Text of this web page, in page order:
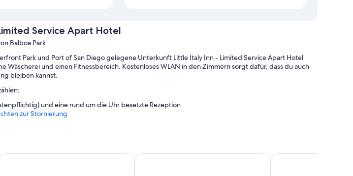
Service Apart Hotel
Balboa Park
Park und Port of San Diego gelegene Unterkunft Little Italy Inn - Limited Service Apart Hotel
Wäscherei und einen Fitnessbereich. Kostenloses WLAN in den Zimmern sorgt dafür, dass du auch
bleiben kannst.
und eine rund um die Uhr besetzte Rezeption
sind zum Beispiel:
zur Stornierung
Davis Downtown San Diego The Beau Hotel Gaslamp Quarter San DiegoWyndham San Diego